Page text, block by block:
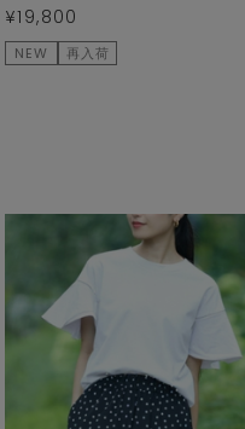
¥19,800
NEW 再入荷